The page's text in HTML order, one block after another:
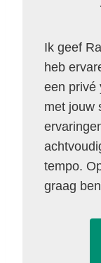
Ik geef
heb
een privé
met jouw
tempo.
graag